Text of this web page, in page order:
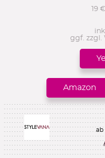
19
ggf. zzgl.
Amazon
ab